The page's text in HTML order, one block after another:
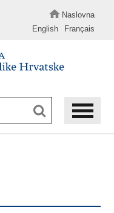
Naslovna
English
Français